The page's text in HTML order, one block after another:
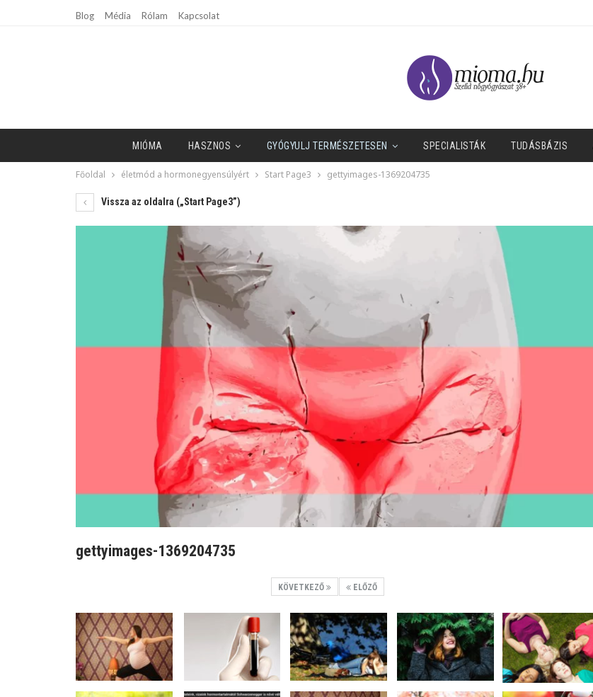
Blog Média Rólam Kapcsolat
MIÓMA HASZNOS GYÓGYULJ TERMÉSZETESEN SPECIALISTÁK TUDÁSBÁZIS
Főoldal életmód a hormonegyensúlyért Start Page3 gettyimages-1369204735
Vissza az oldalra („Start Page3”)
gettyimages-1369204735
KÖVETKEZŐ ELŐZŐ